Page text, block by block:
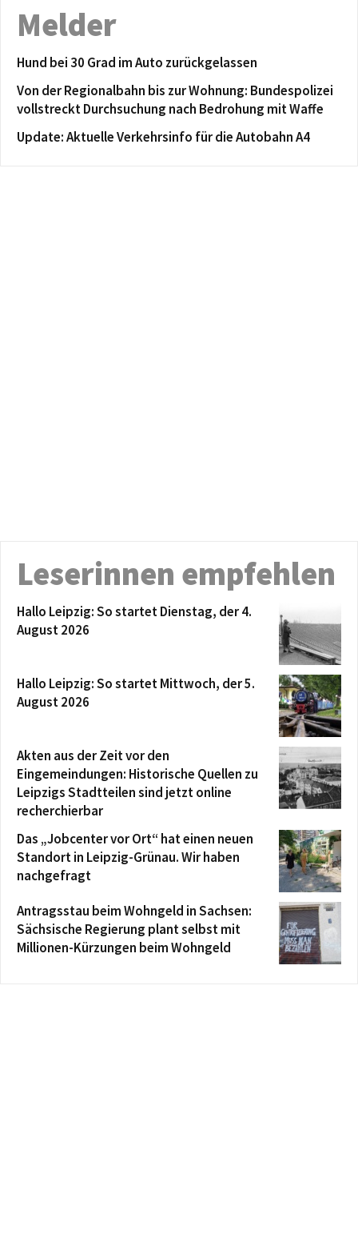
Melder
Hund bei 30 Grad im Auto zurückgelassen
Von der Regionalbahn bis zur Wohnung: Bundespolizei
vollstreckt Durchsuchung nach Bedrohung mit Waffe
Update: Aktuelle Verkehrsinfo für die Autobahn A4
Leserinnen empfehlen
Hallo Leipzig: So startet Dienstag, der 4.
August 2026
Hallo Leipzig: So startet Mittwoch, der 5.
August 2026
Akten aus der Zeit vor den
Eingemeindungen: Historische Quellen zu
Leipzigs Stadtteilen sind jetzt online
recherchierbar
Das „Jobcenter vor Ort“ hat einen neuen
Standort in Leipzig-Grünau. Wir haben
nachgefragt
Antragsstau beim Wohngeld in Sachsen:
Sächsische Regierung plant selbst mit
Millionen-Kürzungen beim Wohngeld